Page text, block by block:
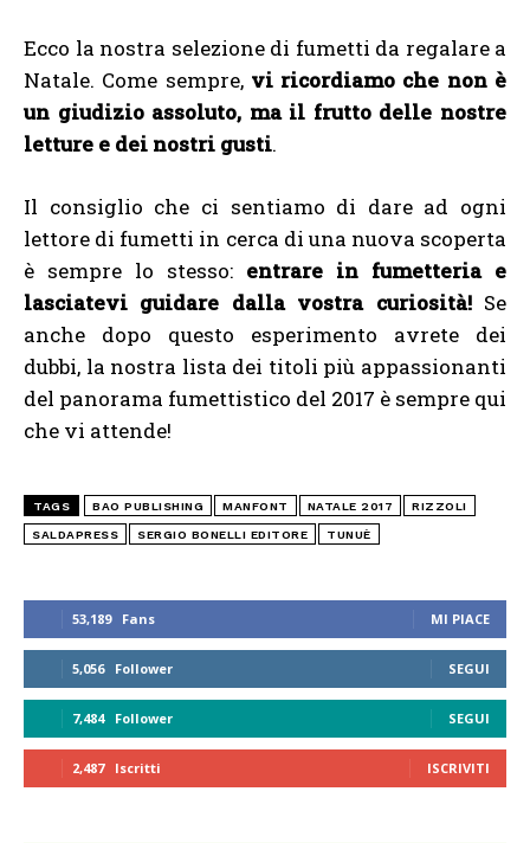
53,189 Fans MI PIACE
5,056 Follower SEGUI
7,484 Follower SEGUI
2,487 Iscritti ISCRIVITI
Ecco la nostra selezione di fumetti da regalare a
Natale. Come sempre, vi ricordiamo che non è
un giudizio assoluto, ma il frutto delle nostre
letture e dei nostri gusti.
Il consiglio che ci sentiamo di dare ad ogni
lettore di fumetti in cerca di una nuova scoperta
è sempre lo stesso: entrare in fumetteria e
lasciatevi guidare dalla vostra curiosità!Se
anche dopo questo esperimento avrete dei
dubbi, la nostra lista dei titoli più appassionanti
del panorama fumettistico del 2017 è sempre qui
che vi attende!
TAGS BAO PUBLISHING MANFONT NATALE 2017 RIZZOLI
SALDAPRESS SERGIO BONELLI EDITORE TUNUÈ